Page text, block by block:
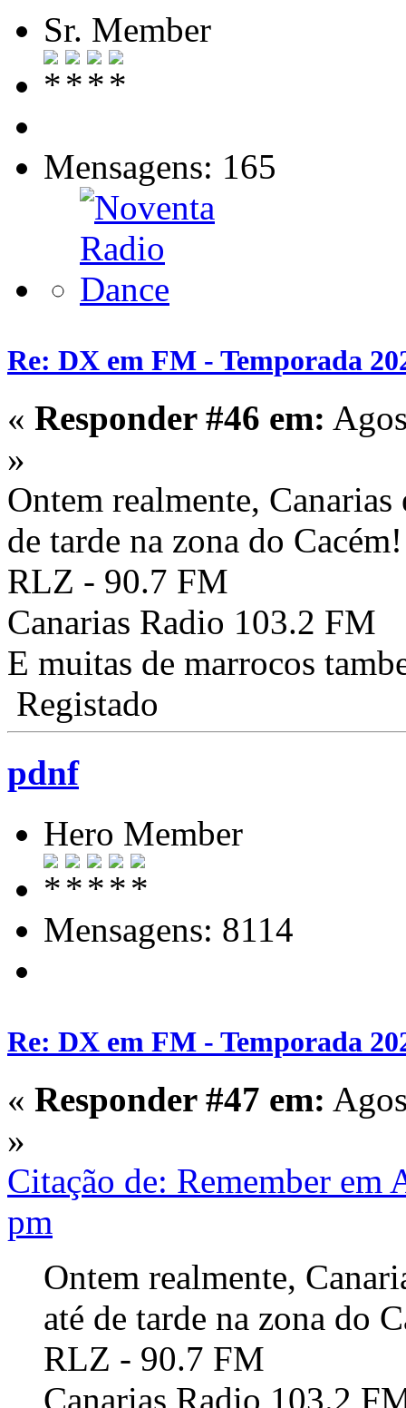
Sr. Member
Mensagens: 165
Re: DX em FM - Temporada
« Responder #46 em:
»
Ontem realmente,
de tarde na zona do Cacém!
RLZ - 90.7 FM
Canarias Radio 103.2 FM
E muitas de marrocos
Registado
pdnf
Hero Member
Mensagens: 8114
Re: DX em FM - Temporada
« Responder #47 em:
»
Citação de: Remember
pm
Ontem realmente,
até de tarde na zona do
RLZ - 90.7 FM
Canarias Radio 103.2